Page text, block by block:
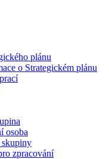
plánu
o Strategickém plánu
osoba
skupiny
zpracování